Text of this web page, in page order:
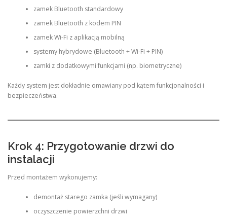
zamek Bluetooth standardowy
zamek Bluetooth z kodem PIN
zamek Wi-Fi z aplikacją mobilną
systemy hybrydowe (Bluetooth + Wi-Fi + PIN)
zamki z dodatkowymi funkcjami (np. biometryczne)
Każdy system jest dokładnie omawiany pod kątem funkcjonalności i
bezpieczeństwa.
Krok 4: Przygotowanie drzwi do
instalacji
Przed montażem wykonujemy:
demontaż starego zamka (jeśli wymagany)
oczyszczenie powierzchni drzwi